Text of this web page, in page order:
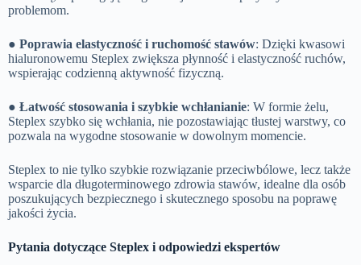
problemom.
● Poprawia elastyczność i ruchomość stawów: Dzięki kwasowi
hialuronowemu Steplex zwiększa płynność i elastyczność ruchów,
wspierając codzienną aktywność fizyczną.
● Łatwość stosowania i szybkie wchłanianie: W formie żelu,
Steplex szybko się wchłania, nie pozostawiając tłustej warstwy, co
pozwala na wygodne stosowanie w dowolnym momencie.
Steplex to nie tylko szybkie rozwiązanie przeciwbólowe, lecz także
wsparcie dla długoterminowego zdrowia stawów, idealne dla osób
poszukujących bezpiecznego i skutecznego sposobu na poprawę
jakości życia.
Pytania dotyczące Steplex i odpowiedzi ekspertów